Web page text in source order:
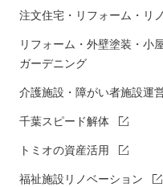
注文住宅・リフォーム・リ
リフォーム・外壁塗装・小
ガーデニング
介護施設・障がい者施設運
千葉スピード解体
トミオの資産活用
福祉施設リノベーション